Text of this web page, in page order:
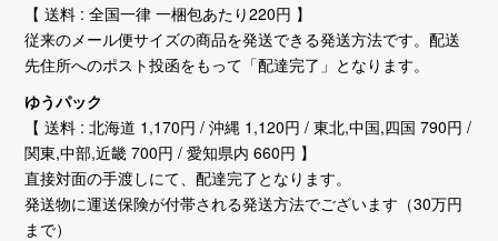
【 送料 : 全国一律 一梱包あたり220円 】
従来のメール便サイズの商品を発送できる発送方法です。配送
先住所へのポスト投函をもって「配達完了」となります。
ゆうパック
【 送料 : 北海道 1,170円 / 沖縄 1,120円 / 東北,中国,四国 790円 /
関東,中部,近畿 700円 / 愛知県内 660円 】
直接対面の手渡しにて、配達完了となります。
発送物に運送保険が付帯される発送方法でございます（30万円
まで）